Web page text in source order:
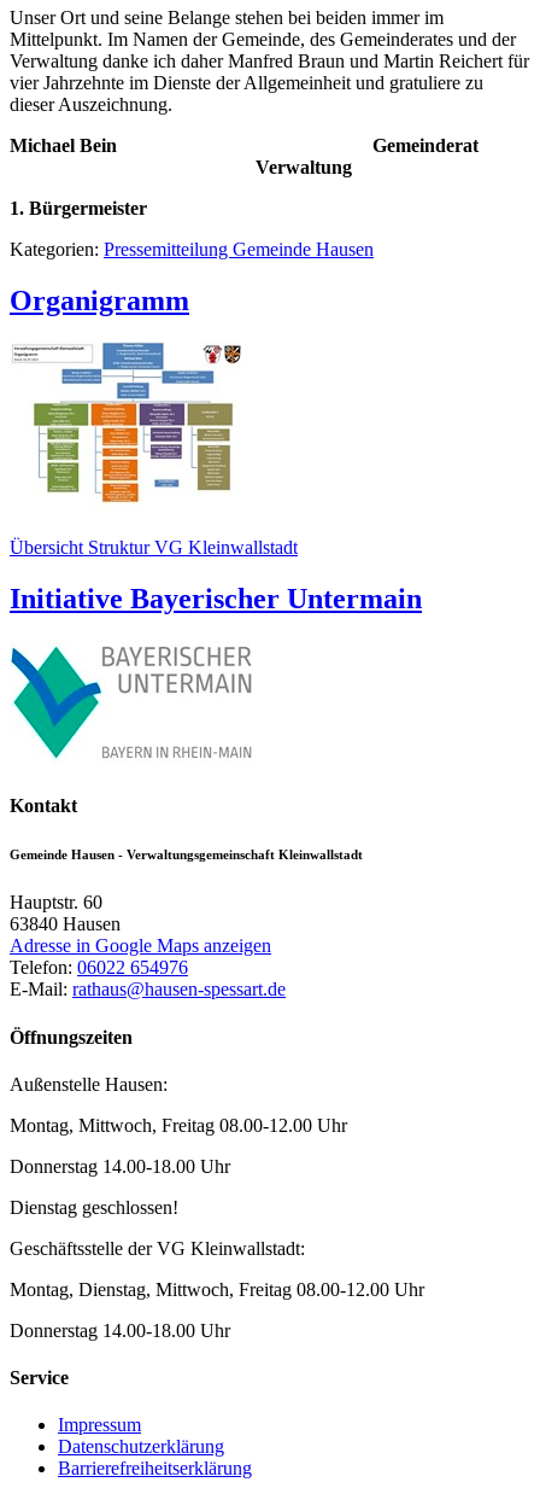
Unser Ort und seine Belange stehen bei beiden immer im
Mittelpunkt. Im Namen der Gemeinde, des Gemeinderates und der
Verwaltung danke ich daher Manfred Braun und Martin Reichert für
vier Jahrzehnte im Dienste der Allgemeinheit und gratuliere zu
dieser Auszeichnung.
Michael Bein Gemeinderat
Verwaltung
1. Bürgermeister
Kategorien: Pressemitteilung Gemeinde Hausen
Organigramm
Übersicht Struktur VG Kleinwallstadt
Initiative Bayerischer Untermain
Kontakt
Gemeinde Hausen - Verwaltungsgemeinschaft Kleinwallstadt
Hauptstr. 60
63840 Hausen
Adresse in Google Maps anzeigen
Telefon: 06022 654976
E-Mail: rathaus@hausen-spessart.de
Öffnungszeiten
Außenstelle Hausen:
Montag, Mittwoch, Freitag 08.00-12.00 Uhr
Donnerstag 14.00-18.00 Uhr
Dienstag geschlossen!
Geschäftsstelle der VG Kleinwallstadt:
Montag, Dienstag, Mittwoch, Freitag 08.00-12.00 Uhr
Donnerstag 14.00-18.00 Uhr
Service
Impressum
Datenschutzerklärung
Barrierefreiheitserklärung